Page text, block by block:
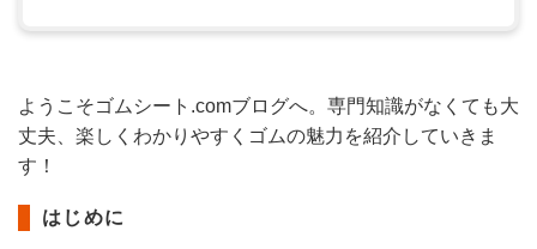
ようこそゴムシート.comブログへ。専門知識がなくても大
丈夫、楽しくわかりやすくゴムの魅力を紹介していきま
す！
はじめに